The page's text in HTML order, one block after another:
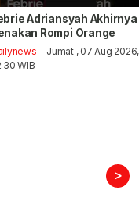
Adriansyah Akhirnya
Rompi Orange
- Jumat , 07 Aug 2026,
WIB
>